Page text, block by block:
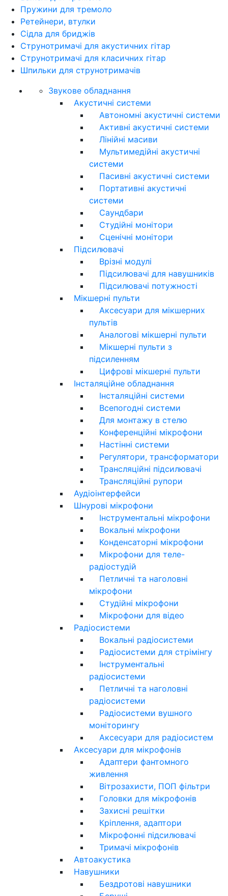
Пружини для тремоло
Ретейнери, втулки
Сідла для бриджів
Струнотримачі для акустичних гітар
Струнотримачі для класичних гітар
Шпильки для струнотримачів
Звукове обладнання
Акустичні системи
Автономні акустичні системи
Активні акустичні системи
Лінійні масиви
Мультимедійні акустичні
системи
Пасивні акустичні системи
Портативні акустичні
системи
Саундбари
Студійні монітори
Сценічні монітори
Підсилювачі
Врізні модулі
Підсилювачі для навушників
Підсилювачі потужності
Мікшерні пульти
Аксесуари для мікшерних
пультів
Аналогові мікшерні пульти
Мікшерні пульти з
підсиленням
Цифрові мікшерні пульти
Інсталяційне обладнання
Інсталяційні системи
Всепогодні системи
Для монтажу в стелю
Конференційні мікрофони
Настінні системи
Регулятори, трансформатори
Трансляційні підсилювачі
Трансляційні рупори
Аудіоінтерфейси
Шнурові мікрофони
Інструментальні мікрофони
Вокальні мікрофони
Конденсаторні мікрофони
Мікрофони для теле-
радіостудій
Петличні та наголовні
мікрофони
Студійні мікрофони
Мікрофони для відео
Радіосистеми
Вокальні радіосистеми
Радіосистеми для стрімінгу
Інструментальні
радіосистеми
Петличні та наголовні
радіосистеми
Радіосистеми вушного
моніторингу
Аксесуари для радіосистем
Аксесуари для мікрофонів
Адаптери фантомного
живлення
Вітрозахисти, ПОП фільтри
Головки для мікрофонів
Захисні решітки
Кріплення, адаптори
Мікрофонні підсилювачі
Тримачі мікрофонів
Автоакустика
Навушники
Бездротові навушники